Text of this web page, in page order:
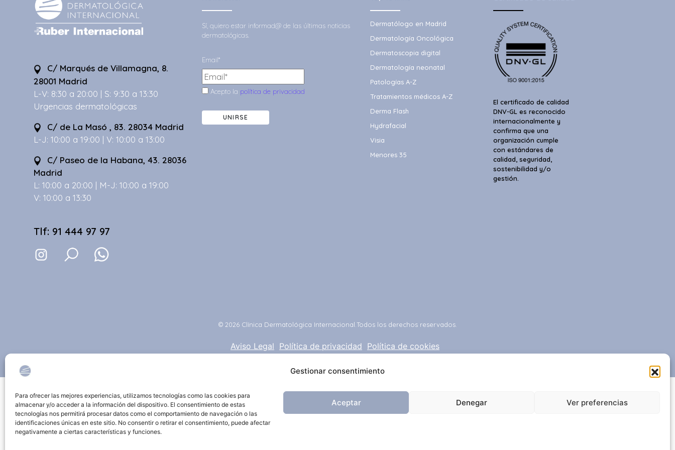
Gestionar consentimiento
Para ofrecer las mejores experiencias, utilizamos tecnologías como las cookies para
almacenar y/o acceder a la información del dispositivo. El consentimiento de estas
tecnologías nos permitirá procesar datos como el comportamiento de navegación o las
identificaciones únicas en este sitio. No consentir o retirar el consentimiento, puede afectar
negativamente a ciertas características y funciones.
Aceptar Denegar Ver preferencias
C/ Marqués de Villamagna, 8.
28001 Madrid
L-V: 8:30 a 20:00 | S: 9:30 a 13:30
Urgencias dermatológicas
C/ de La Masó , 83. 28034 Madrid
L-J: 10:00 a 19:00 | V: 10:00 a 13:00
C/ Paseo de la Habana, 43. 28036
Madrid
L: 10:00 a 20:00 | M-J: 10:00 a 19:00
V: 10:00 a 13:30
Tlf: 91 444 97 97
Sí, quiero estar informad@ de las últimas noticias
dermatológicas.
Email*
Acepto la política de privacidad
UNIRSE
Dermatólogo en Madrid
Dermatología Oncológica
Dermatoscopia digital
Dermatología neonatal
Patologías A-Z
Tratamientos médicos A-Z
Derma Flash
Hydrafacial
Visia
Menores 35
El certificado de calidad
DNV-GL es reconocido
internacionalmente y
confirma que una
organización cumple
con estándares de
calidad, seguridad,
sostenibilidad y/o
gestión.
© 2026 Clínica Dermatológica Internacional. Todos los derechos reservados.
Aviso Legal Política de privacidad Política de cookies